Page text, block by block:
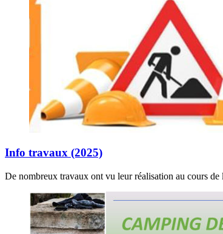
Info travaux (2025)
De nombreux travaux ont vu leur réalisation au cours de